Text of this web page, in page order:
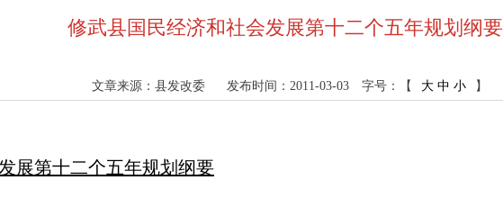
修武县国民经济和社会发展第十二个五年规划纲要
文章来源：县发改委 发布时间：2011-03-03 字号：【 大 中 小 】
展第十二个五年规划纲要